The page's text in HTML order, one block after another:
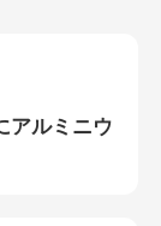
アルミニウ